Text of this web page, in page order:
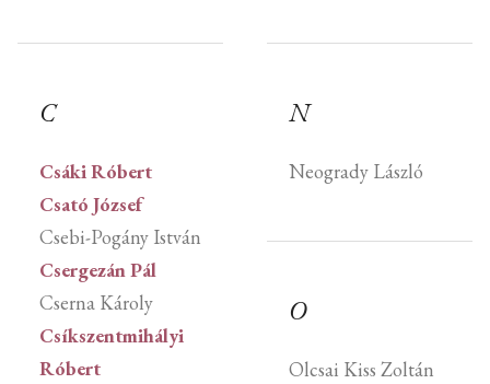
C
Csáki Róbert
Csató József
Csebi-Pogány István
Csergezán Pál
Cserna Károly
Csíkszentmihályi
Róbert
N
Neogrady László
O
Olcsai Kiss Zoltán